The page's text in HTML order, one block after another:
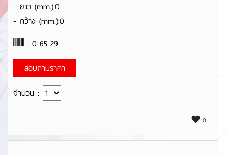
- ยาว (mm.):0
- กว้าง (mm.):0
: 0-65-29
สอบถามราคา
จำนวน :
0